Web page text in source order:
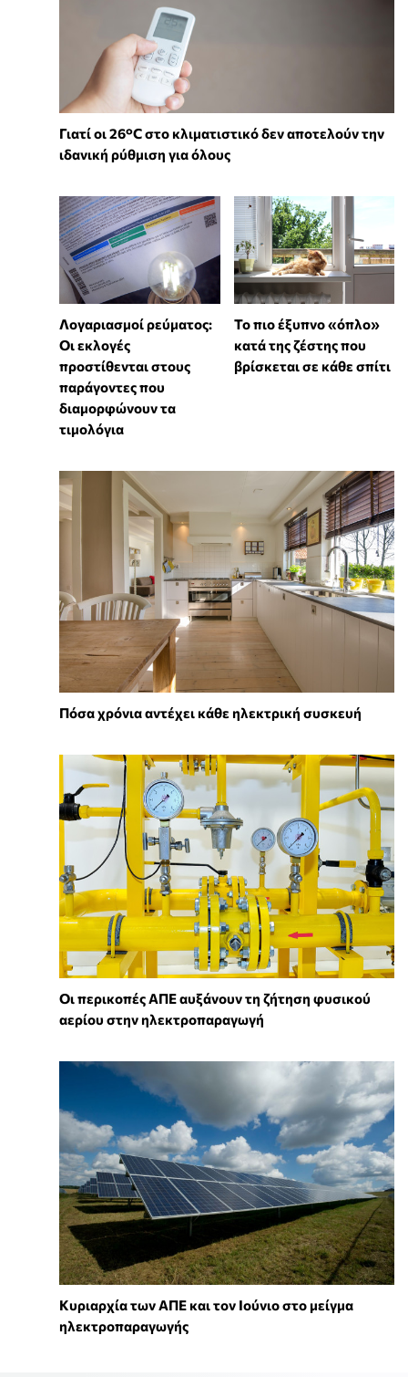
Γιατί οι 26°C στο κλιματιστικό δεν αποτελούν την
ιδανική ρύθμιση για όλους
Λογαριασμοί ρεύματος:
Οι εκλογές
προστίθενται στους
παράγοντες που
διαμορφώνουν τα
τιμολόγια
To πιο έξυπνο «όπλο»
κατά της ζέστης που
βρίσκεται σε κάθε σπίτι
Πόσα χρόνια αντέχει κάθε ηλεκτρική συσκευή
Οι περικοπές ΑΠΕ αυξάνουν τη ζήτηση φυσικού
αερίου στην ηλεκτροπαραγωγή
Κυριαρχία των ΑΠΕ και τον Ιούνιο στο μείγμα
ηλεκτροπαραγωγής